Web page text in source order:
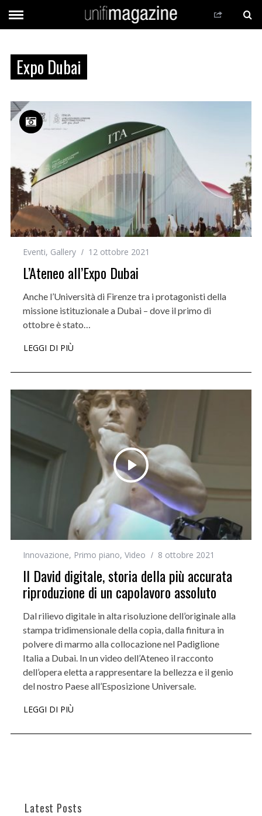
Expo Dubai
Eventi, Gallery 12 ottobre 2021
L’Ateneo all’Expo Dubai
Anche l’Università di Firenze tra i protagonisti della
missione istituzionale a Dubai – dove il primo di
ottobre è stato…
LEGGI DI PIÙ
Innovazione, Primo piano, Video 8 ottobre 2021
Il David digitale, storia della più accurata
riproduzione di un capolavoro assoluto
Dal rilievo digitale in alta risoluzione dell’originale alla
stampa tridimensionale della copia, dalla finitura in
polvere di marmo alla collocazione nel Padiglione
Italia a Dubai. In un video dell’Ateneo il racconto
dell’opera eletta a rappresentare la bellezza e il genio
del nostro Paese all’Esposizione Universale.
LEGGI DI PIÙ
Latest Posts